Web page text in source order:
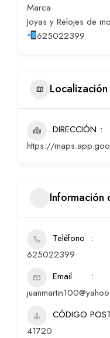
Marca
Joyas y Relojes de
625022399
Localización
DIRECCIÓN
https://
Información
Teléfono
625022399
Email
CÓDIGO
41720